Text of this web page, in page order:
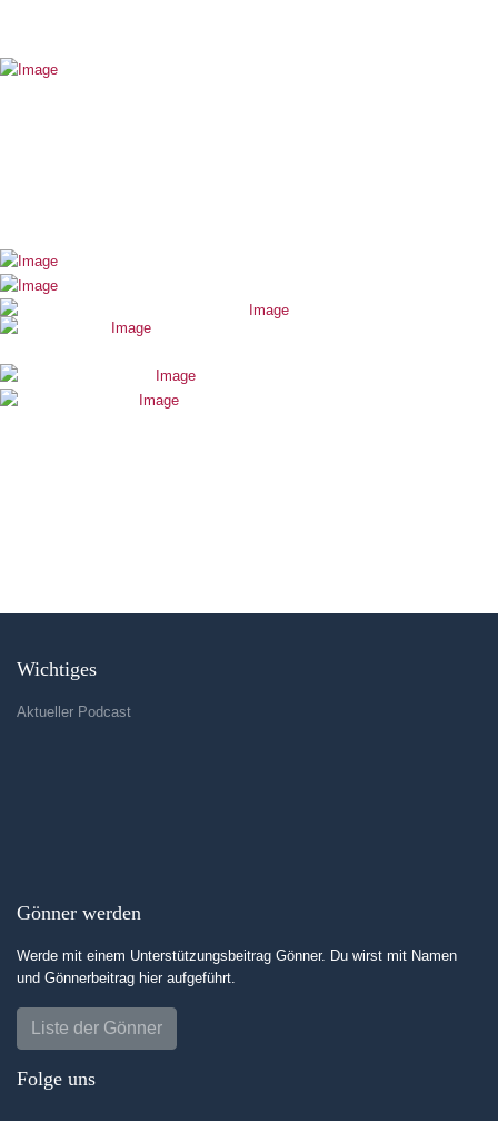
Wichtiges
Aktueller Podcast
Gönner werden
Werde mit einem Unterstützungsbeitrag Gönner. Du wirst mit Namen
und Gönnerbeitrag hier aufgeführt.
Liste der Gönner
Folge uns